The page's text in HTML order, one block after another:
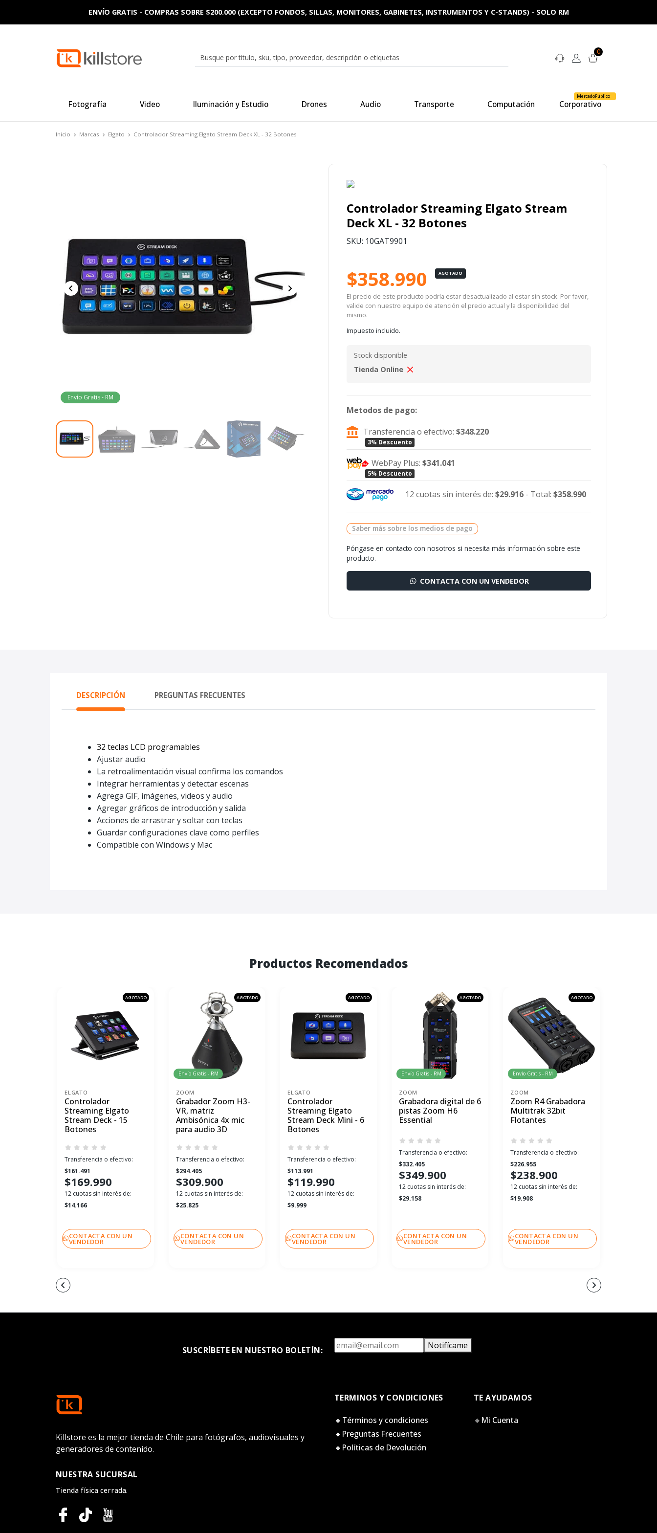
0
Fotografía Video Iluminación y Estudio Drones Audio Transporte Computación Corporativo
MercadoPúblico
ENVÍO GRATIS - COMPRAS SOBRE $200.000 (EXCEPTO FONDOS, SILLAS, MONITORES, GABINETES, INSTRUMENTOS Y C-STANDS) - SOLO RM
Inicio Marcas Elgato Controlador Streaming Elgato Stream Deck XL - 32 Botones
Envío Gratis - RM
Controlador Streaming Elgato Stream
Deck XL - 32 Botones
SKU: 10GAT9901
$358.990 AGOTADO
El precio de este producto podría estar desactualizado al estar sin stock. Por favor,
valide con nuestro equipo de atención el precio actual y la disponibilidad del
mismo.
Impuesto incluido.
Stock disponible
Tienda Online
Metodos de pago:
Transferencia o efectivo:$348.220
3% Descuento
WebPay Plus:$341.041
5% Descuento
12 cuotas sin interés de: $29.916- Total: $358.990
Saber más sobre los medios de pago
Póngase en contacto con nosotros si necesita más información sobre este
producto.
CONTACTA CON UN VENDEDOR
DESCRIPCIÓN PREGUNTAS FRECUENTES
32 teclas LCD programables
Ajustar audio
La retroalimentación visual confirma los comandos
Integrar herramientas y detectar escenas
Agrega GIF, imágenes, videos y audio
Agregar gráficos de introducción y salida
Acciones de arrastrar y soltar con teclas
Guardar configuraciones clave como perfiles
Compatible con Windows y Mac
Productos Recomendados
AGOTADO
ELGATO
Controlador
Streaming Elgato
Stream Deck - 15
Botones
Transferencia o efectivo:
$161.491
$169.990
12 cuotas sin interés de:
$14.166
CONTACTA CON UN
VENDEDOR
AGOTADO
Envío Gratis - RM
ZOOM
Grabador Zoom H3-
VR, matriz
Ambisónica 4x mic
para audio 3D
Transferencia o efectivo:
$294.405
$309.900
12 cuotas sin interés de:
$25.825
CONTACTA CON UN
VENDEDOR
AGOTADO
ELGATO
Controlador
Streaming Elgato
Stream Deck Mini - 6
Botones
Transferencia o efectivo:
$113.991
$119.990
12 cuotas sin interés de:
$9.999
CONTACTA CON UN
VENDEDOR
AGOTADO
Envío Gratis - RM
ZOOM
Grabadora digital de 6
pistas Zoom H6
Essential
Transferencia o efectivo:
$332.405
$349.900
12 cuotas sin interés de:
$29.158
CONTACTA CON UN
VENDEDOR
AGOTADO
Envío Gratis - RM
ZOOM
Zoom R4 Grabadora
Multitrak 32bit
Flotantes
Transferencia o efectivo:
$226.955
$238.900
12 cuotas sin interés de:
$19.908
CONTACTA CON UN
VENDEDOR
SUSCRÍBETE EN NUESTRO BOLETÍN: Notifícame
Killstore es la mejor tienda de Chile para fotógrafos, audiovisuales y
generadores de contenido.
NUESTRA SUCURSAL
Tienda física cerrada.
TERMINOS Y CONDICIONES
🔸Términos y condiciones
🔸Preguntas Frecuentes
🔸Políticas de Devolución
TE AYUDAMOS
🔸Mi Cuenta